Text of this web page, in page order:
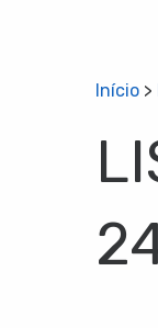
Início >